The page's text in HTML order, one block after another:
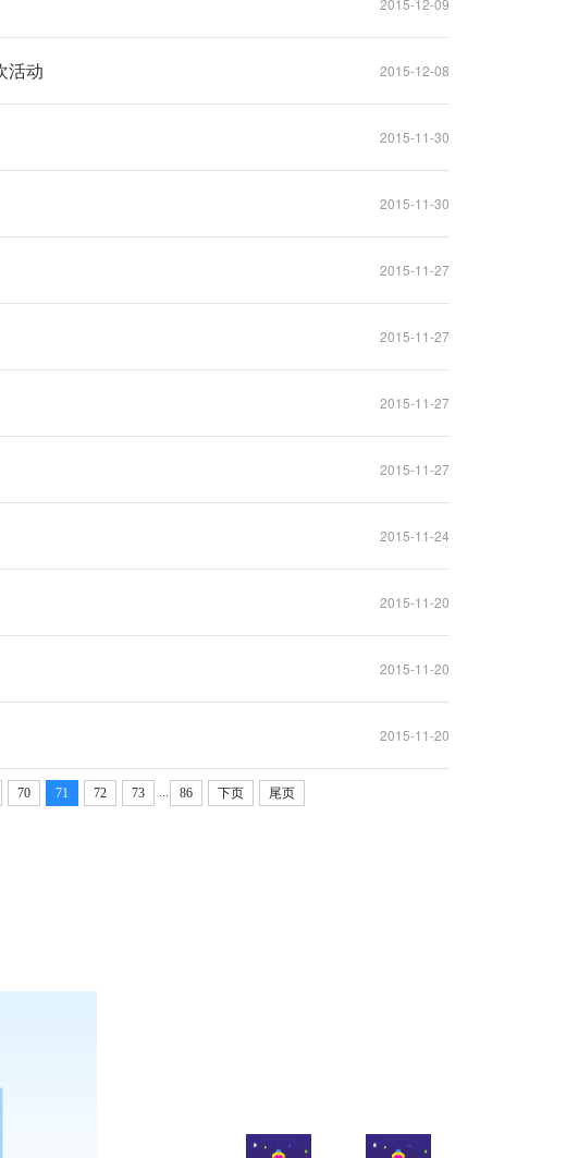
2015-12-09
2015-12-08
活动
2015-11-30
2015-11-30
2015-11-27
2015-11-27
2015-11-27
2015-11-27
2015-11-24
2015-11-20
2015-11-20
2015-11-20
70 71 72 73 86 下页 尾页